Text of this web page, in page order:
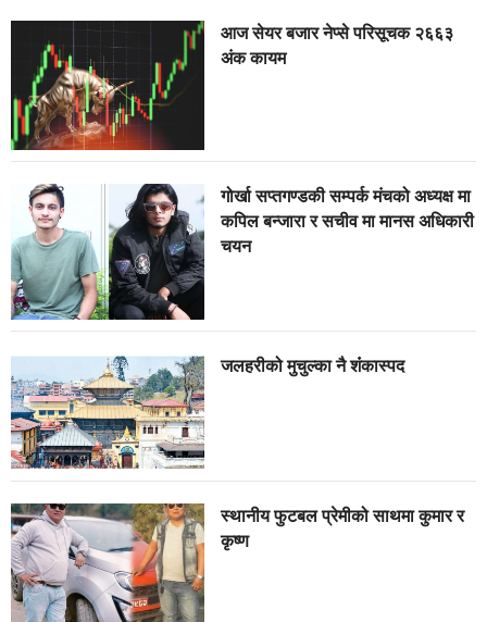
आज सेयर बजार नेप्से परिसूचक २६६३
अंक कायम
गोर्खा सप्तगण्डकी सम्पर्क मंचको अध्यक्ष मा
कपिल बन्जारा र सचीव मा मानस अधिकारी
चयन
जलहरीको मुचुल्का नै शंंकास्पद
स्थानीय फुटबल प्रेमीको साथमा कुमार र
कृष्ण